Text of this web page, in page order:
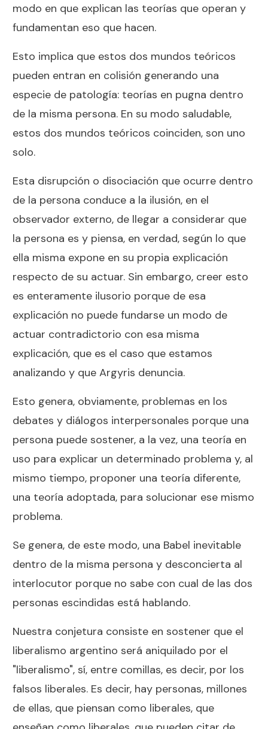
modo en que explican las teorías que operan y
fundamentan eso que hacen.
Esto implica que estos dos mundos teóricos
pueden entran en colisión generando una
especie de patología: teorías en pugna dentro
de la misma persona. En su modo saludable,
estos dos mundos teóricos coinciden, son uno
solo.
Esta disrupción o disociación que ocurre dentro
de la persona conduce a la ilusión, en el
observador externo, de llegar a considerar que
la persona es y piensa, en verdad, según lo que
ella misma expone en su propia explicación
respecto de su actuar. Sin embargo, creer esto
es enteramente ilusorio porque de esa
explicación no puede fundarse un modo de
actuar contradictorio con esa misma
explicación, que es el caso que estamos
analizando y que Argyris denuncia.
Esto genera, obviamente, problemas en los
debates y diálogos interpersonales porque una
persona puede sostener, a la vez, una teoría en
uso para explicar un determinado problema y, al
mismo tiempo, proponer una teoría diferente,
una teoría adoptada, para solucionar ese mismo
problema.
Se genera, de este modo, una Babel inevitable
dentro de la misma persona y desconcierta al
interlocutor porque no sabe con cual de las dos
personas escindidas está hablando.
Nuestra conjetura consiste en sostener que el
liberalismo argentino será aniquilado por el
"liberalismo", sí, entre comillas, es decir, por los
falsos liberales. Es decir, hay personas, millones
de ellas, que piensan como liberales, que